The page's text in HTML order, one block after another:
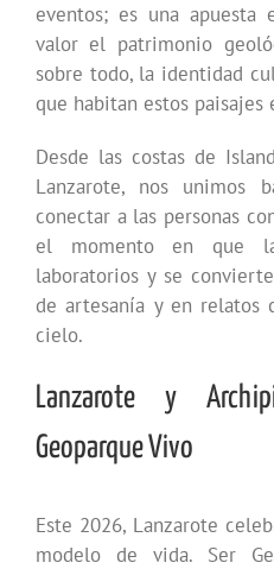
eventos; es una apuesta
valor el patrimonio
sobre todo, la identidad
que habitan estos paisajes
Desde las costas de
Lanzarote, nos unimos
conectar a las personas
el momento en que
laboratorios y se
de artesanía y en relatos
cielo.
Lanzarote y
Geoparque Vivo
Este 2026, Lanzarote
modelo de vida. Ser